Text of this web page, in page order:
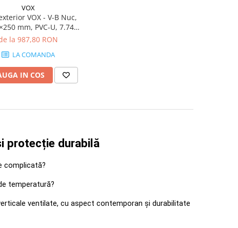
VOX
VOX - V-B Nuc,
mm, PVC-U, 7.74
cutie (10 bucăți)
la 987,80 RON
LA COMANDA
IN COS
protecție durabilă
complicată?
temperatură?
ventilate, cu aspect contemporan și durabilitate